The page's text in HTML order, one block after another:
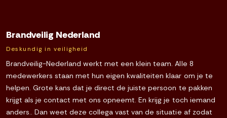
Brandveilig Nederland
Deskundig in veiligheid
Brandveilig-Nederland werkt met een klein team. Alle 8
medewerkers staan met hun eigen kwaliteiten klaar om je te
helpen. Grote kans dat je direct de juiste persoon te pakken
krijgt als je contact met ons opneemt. En krijg je toch iemand
anders.. Dan weet deze collega vast van de situatie af zodat